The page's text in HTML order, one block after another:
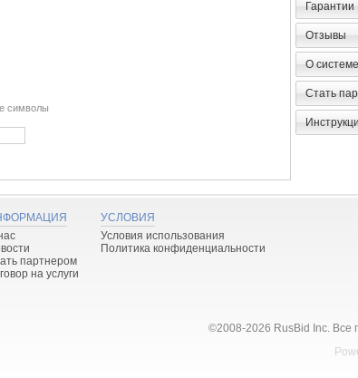
символы
Гарантии
Отзывы
О системе
Стать
партнером
на услуги
УСЛОВИЯ
Условия использования
Политика конфиденциальности
©2008-2026 RusBid Inc.